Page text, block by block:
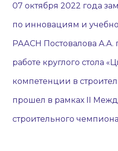
07 октября 2022 года
по инновациям и
РААСН Постовалова А.А.
работе круглого стола
компетенции в
прошел в рамках II
строительного